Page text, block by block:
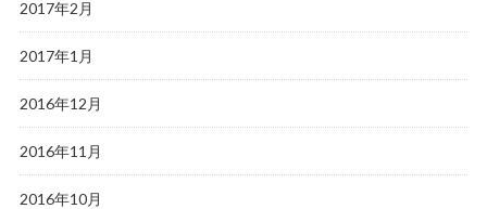
2017年2月
2017年1月
2016年12月
2016年11月
2016年10月